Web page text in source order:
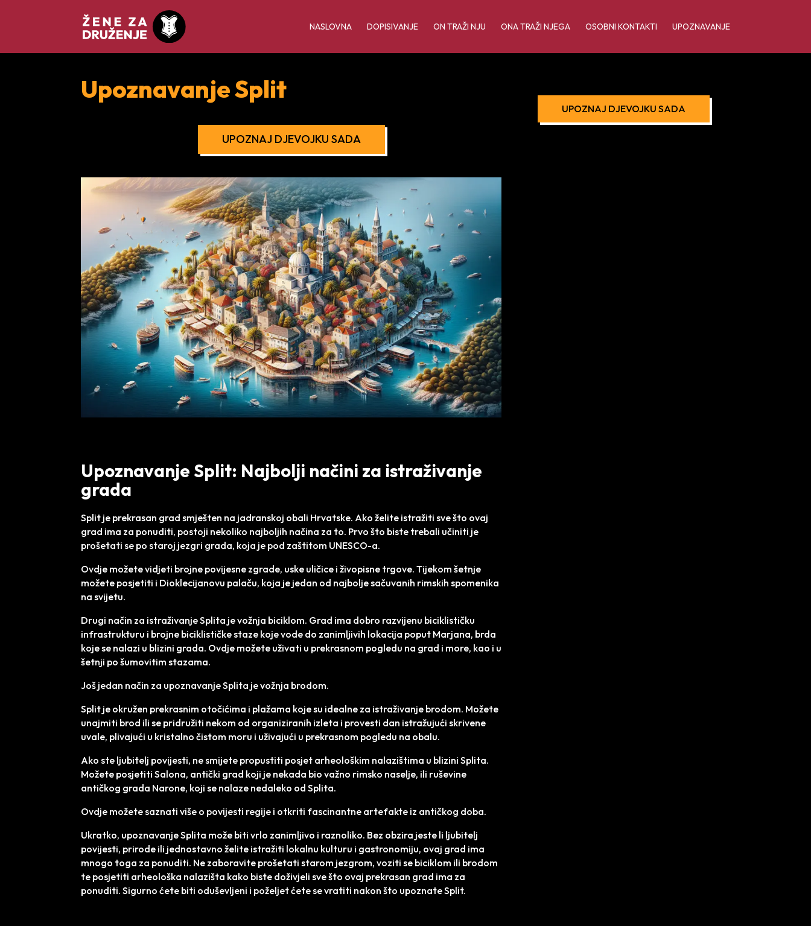
NASLOVNA DOPISIVANJE ON TRAŽI NJU ONA TRAŽI NJEGA OSOBNI KONTAKTI UPOZNAVANJE
Upoznavanje Split
UPOZNAJ DJEVOJKU SADA
Upoznavanje Split: Najbolji načini za istraživanje
grada
Split je prekrasan grad smješten na jadranskoj obali Hrvatske. Ako želite istražiti sve što ovaj
grad ima za ponuditi, postoji nekoliko najboljih načina za to. Prvo što biste trebali učiniti je
prošetati se po staroj jezgri grada, koja je pod zaštitom UNESCO-a.
Ovdje možete vidjeti brojne povijesne zgrade, uske uličice i živopisne trgove. Tijekom šetnje
možete posjetiti i Dioklecijanovu palaču, koja je jedan od najbolje sačuvanih rimskih spomenika
na svijetu.
Drugi način za istraživanje Splita je vožnja biciklom. Grad ima dobro razvijenu biciklističku
infrastrukturu i brojne biciklističke staze koje vode do zanimljivih lokacija poput Marjana, brda
koje se nalazi u blizini grada. Ovdje možete uživati u prekrasnom pogledu na grad i more, kao i u
šetnji po šumovitim stazama.
Još jedan način za upoznavanje Splita je vožnja brodom.
Split je okružen prekrasnim otočićima i plažama koje su idealne za istraživanje brodom. Možete
unajmiti brod ili se pridružiti nekom od organiziranih izleta i provesti dan istražujući skrivene
uvale, plivajući u kristalno čistom moru i uživajući u prekrasnom pogledu na obalu.
Ako ste ljubitelj povijesti, ne smijete propustiti posjet arheološkim nalazištima u blizini Splita.
Možete posjetiti Salona, antički grad koji je nekada bio važno rimsko naselje, ili ruševine
antičkog grada Narone, koji se nalaze nedaleko od Splita.
Ovdje možete saznati više o povijesti regije i otkriti fascinantne artefakte iz antičkog doba.
Ukratko, upoznavanje Splita može biti vrlo zanimljivo i raznoliko. Bez obzira jeste li ljubitelj
povijesti, prirode ili jednostavno želite istražiti lokalnu kulturu i gastronomiju, ovaj grad ima
mnogo toga za ponuditi. Ne zaboravite prošetati starom jezgrom, voziti se biciklom ili brodom
te posjetiti arheološka nalazišta kako biste doživjeli sve što ovaj prekrasan grad ima za
ponuditi. Sigurno ćete biti oduševljeni i poželjet ćete se vratiti nakon što upoznate Split.
UPOZNAJ DJEVOJKU SADA